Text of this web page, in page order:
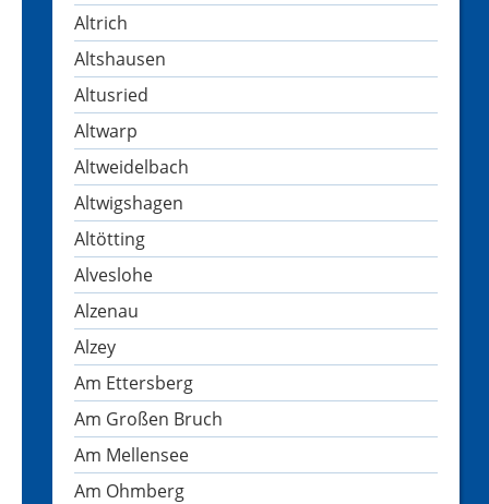
Altrich
Altshausen
Altusried
Altwarp
Altweidelbach
Altwigshagen
Altötting
Alveslohe
Alzenau
Alzey
Am Ettersberg
Am Großen Bruch
Am Mellensee
Am Ohmberg